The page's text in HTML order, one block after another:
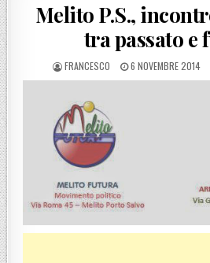
Melito P.S.,
tra passato e
POSTED BY
FRANCESCO POSTED ON
6 NOVEMBRE 2014